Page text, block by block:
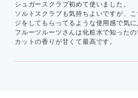
シュガースクラブ初めて使いました。
ソルトスクラブも気持ちよいですが、
ジをしてもらってるような使用感で気に
フルーツルーツさんは化粧水で知った
カットの香りが甘くて最高です。